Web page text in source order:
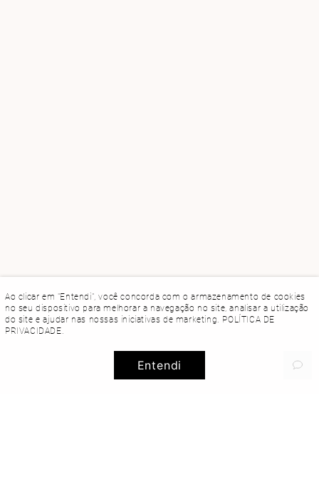
Ao clicar em "Entendi", você concorda com o armazenamento de cookies
no seu dispositivo para melhorar a navegação no site, analisar a utilização
do site e ajudar nas nossas iniciativas de marketing. POLÍTICA DE
PRIVACIDADE.
Entendi